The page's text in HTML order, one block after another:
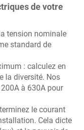
de votre
tension nominale
standard de
: calculez en
la diversité. Nos
à 630A pour
le courant
Cela dicte